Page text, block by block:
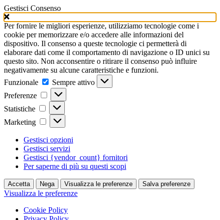
Gestisci Consenso
Per fornire le migliori esperienze, utilizziamo tecnologie come i
cookie per memorizzare e/o accedere alle informazioni del
dispositivo. Il consenso a queste tecnologie ci permetterà di
elaborare dati come il comportamento di navigazione o ID unici su
questo sito. Non acconsentire o ritirare il consenso può influire
negativamente su alcune caratteristiche e funzioni.
Funzionale
Funzionale
Sempre attivo
Preferenze
Preferenze
Statistiche Statistiche
Marketing Marketing
Gestisci opzioni
Gestisci servizi
Gestisci {vendor_count} fornitori
Per saperne di più su questi scopi
Accetta Nega Visualizza le preferenze Salva preferenze
Visualizza le preferenze
Cookie Policy